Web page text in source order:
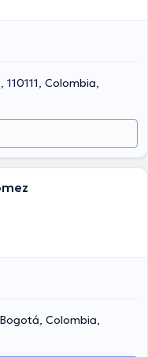
Colombia,
Colombia,